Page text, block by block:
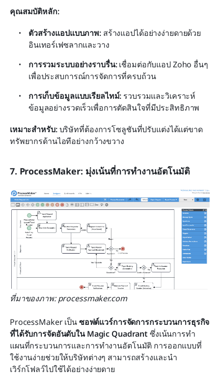
คุณสมบัติหลัก:
ตัวสร้างแอปแบบภาพ: สร้างแอปได้อย่างง่ายดายด้วย
อินเทอร์เฟซลากและวาง
การรวมระบบอย่างราบรื่น: เชื่อมต่อกับแอป Zoho อื่นๆ
เพื่อประสบการณ์การจัดการที่ครบถ้วน
การเก็บข้อมูลแบบเรียลไทม์: รวบรวมและวิเคราะห์
ข้อมูลอย่างรวดเร็วเพื่อการตัดสินใจที่มีประสิทธิภาพ
เหมาะสำหรับ: บริษัทที่ต้องการโซลูชันที่ปรับแต่งได้แต่ขาด
ทรัพยากรด้านไอทีอย่างกว้างขวาง
7. ProcessMaker: มุ่งเน้นที่การทำงานอัตโนมัติ
ที่มาของภาพ: processmaker.com
ProcessMaker เป็น ซอฟต์แวร์การจัดการกระบวนการธุรกิจ
ที่ได้รับการจัดอันดับใน Magic Quadrant ซึ่งเน้นการทำ
แผนที่กระบวนการและการทำงานอัตโนมัติ การออกแบบที่
ใช้งานง่ายช่วยให้บริษัทต่างๆ สามารถสร้างและนำ
เวิร์กโฟลว์ไปใช้ได้อย่างง่ายดาย